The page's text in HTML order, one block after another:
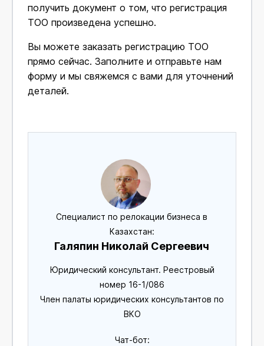
получить документ о том, что регистрация
ТОО произведена успешно.
Вы можете заказать регистрацию ТОО
прямо сейчас. Заполните и отправьте нам
форму и мы свяжемся с вами для уточнений
деталей.
Специалист по релокации бизнеса в
Казахстан:
Галяпин Николай Сергеевич
Юридический консультант. Реестровый
номер 16-1/086
Член палаты юридических консультантов по
ВКО
Чат-бот: